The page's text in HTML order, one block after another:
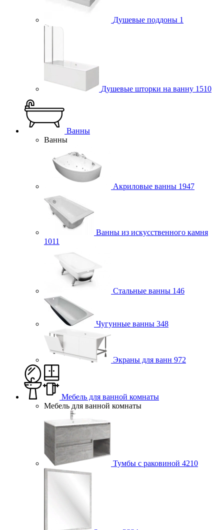
Душевые поддоны 1
Душевые шторки на ванну 1510
Ванны
Ванны
Акриловые ванны 1947
Ванны из искусственного камня
1011
Стальные ванны 146
Чугунные ванны 348
Экраны для ванн 972
Мебель для ванной комнаты
Мебель для ванной комнаты
Тумбы с раковиной 4210